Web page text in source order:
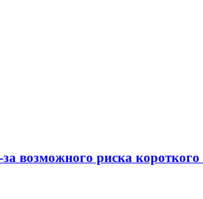
возможного риска